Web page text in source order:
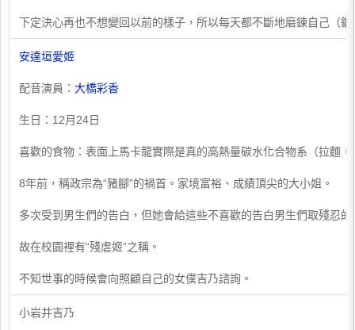
下定決心再也不想變回以前的樣子，所以每天都不斷地磨鍊自己（鍛
安達垣愛姬
配音演員： 大橋彩香
生日：12月24日
喜歡的食物：表面上馬卡龍實際是真的高熱量碳水化合物系（拉麵
8年前，稱政宗為“豬腳”的禍首。家境富裕、成績頂尖的大小姐。
多次受到男生們的告白，但她會給這些不喜歡的告白男生們取殘忍的
故在校園裡有“殘虐姬”之稱。
不知世事的時候會向照顧自己的女僕吉乃諮詢。
​小岩井吉乃